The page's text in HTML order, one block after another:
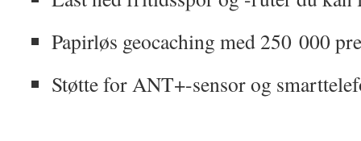
Papirløs geocaching med 250 000
Støtte for ANT+-sensor og